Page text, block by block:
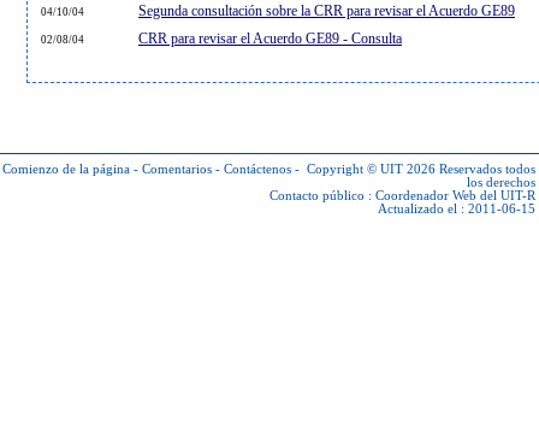
04/10/04 Segunda consultación sobre la CRR para revisar el Acuerdo GE89
02/08/04 CRR para revisar el Acuerdo GE89 - Consulta
Comienzo de la página - Comentarios - Contáctenos - Copyright © UIT 2026 Reservados todos
los derechos
Contacto público : Coordenador Web del UIT-R
Actualizado el : 2011-06-15